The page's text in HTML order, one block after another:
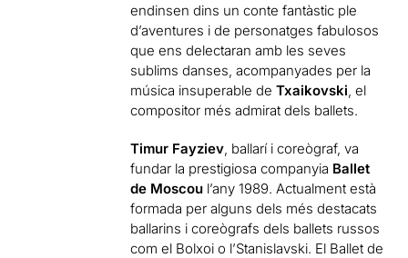
endinsen dins un conte fantàstic ple
d’aventures i de personatges fabulosos
que ens delectaran amb les seves
sublims danses, acompanyades per la
música insuperable deTxaikovski, el
compositor més admirat dels ballets.
Timur Fayziev, ballarí i coreògraf, va
fundar la prestigiosa companyia Ballet
de Moscou l’any 1989. Actualment està
formada per alguns dels més destacats
ballarins i coreògrafs dels ballets russos
com el Bolxoi o l’Stanislavski. El Ballet de